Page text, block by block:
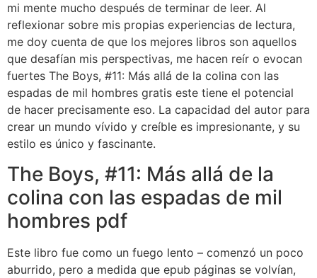
mi mente mucho después de terminar de leer. Al
reflexionar sobre mis propias experiencias de lectura,
me doy cuenta de que los mejores libros son aquellos
que desafían mis perspectivas, me hacen reír o evocan
fuertes The Boys, #11: Más allá de la colina con las
espadas de mil hombres gratis este tiene el potencial
de hacer precisamente eso. La capacidad del autor para
crear un mundo vívido y creíble es impresionante, y su
estilo es único y fascinante.
The Boys, #11: Más allá de la
colina con las espadas de mil
hombres pdf
Este libro fue como un fuego lento – comenzó un poco
aburrido, pero a medida que epub páginas se volvían,